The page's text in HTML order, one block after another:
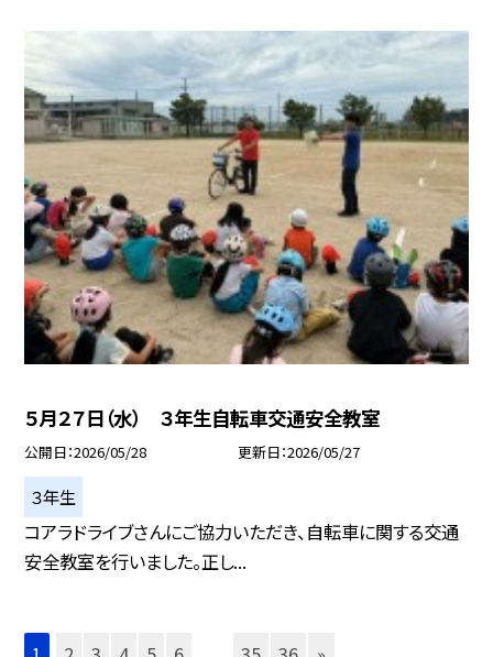
５月２７日（水） ３年生自転車交通安全教室
公開日 2026/05/28 更新日 2026/05/27
３年生
コアラドライブさんにご協力いただき、自転車に関する交通
安全教室を行いました。正し...